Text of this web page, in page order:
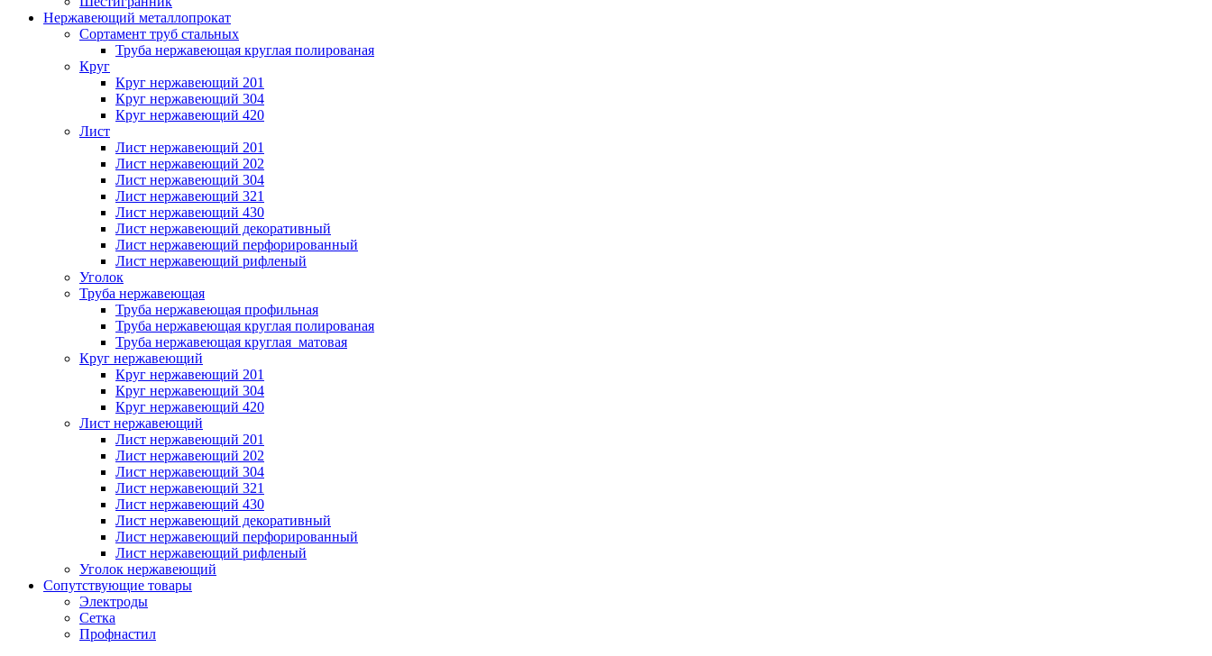
Нержавеющий металлопрокат
Сортамент труб стальных
Труба нержавеющая круглая полированая
Круг
Круг нержавеющий 201
Круг нержавеющий 304
Круг нержавеющий 420
Лист
Лист нержавеющий 201
Лист нержавеющий 202
Лист нержавеющий 304
Лист нержавеющий 321
Лист нержавеющий 430
Лист нержавеющий декоративный
Лист нержавеющий перфорированный
Лист нержавеющий рифленый
Уголок
Труба нержавеющая
Труба нержавеющая профильная
Труба нержавеющая круглая полированая
Труба нержавеющая круглая матовая
Круг нержавеющий
Круг нержавеющий 201
Круг нержавеющий 304
Круг нержавеющий 420
Лист нержавеющий
Лист нержавеющий 201
Лист нержавеющий 202
Лист нержавеющий 304
Лист нержавеющий 321
Лист нержавеющий 430
Лист нержавеющий декоративный
Лист нержавеющий перфорированный
Лист нержавеющий рифленый
Уголок нержавеющий
Cопутствующие товары
Электроды
Сетка
Профнастил